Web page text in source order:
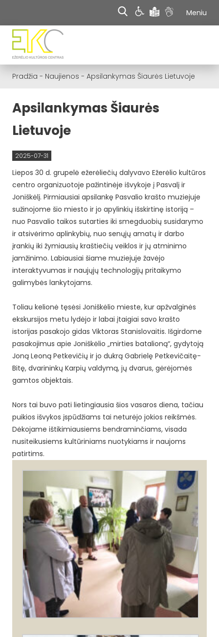
Meniu
Pradžia - Naujienos - Apsilankymas Šiaurės Lietuvoje
Apsilankymas Šiaurės
Lietuvoje
2025-07-31
Liepos 30 d. grupelė ežerėliečių dalyvavo Ežerėlio kultūros
centro organizuotoje pažintinėje išvykoje į Pasvalį ir
Joniškėlį. Pirmiausiai apsilankę Pasvalio krašto muziejuje
sužinojome šio miesto ir jo apylinkių išskirtinę istoriją –
nuo Pasvalio taikos sutarties iki smegduobių susidarymo
ir atsivėrimo aplinkybių, nuo senųjų amatų ir darbo
įrankių iki žymiausių kraštiečių veiklos ir jų atminimo
įamžinimo. Labiausiai šiame muziejuje žavėjo
interaktyvumas ir naujųjų technologijų pritaikymo
galimybės lankytojams.
Toliau kelionė tęsėsi Joniškėlio mieste, kur apžvalginės
ekskursijos metu lydėjo ir labai įtaigiai savo krašto
istorijas pasakojo gidas Viktoras Stanislovaitis. Išgirdome
pasakojimus apie Joniškėlio „mirties batalioną“, gydytoją
Joną Leoną Petkevičių ir jo dukrą Gabrielę Petkevičaitę-
Bitę, dvarininkų Karpių valdymą, jų dvarus, gėrėjomės
gamtos objektais.
Nors tai buvo pati lietingiausia šios vasaros diena, tačiau
puikios išvykos įspūdžiams tai neturėjo jokios reikšmės.
Dėkojame ištikimiausiems bendraminčiams, visada
nusiteikusiems kultūriniams nuotykiams ir naujoms
patirtims.